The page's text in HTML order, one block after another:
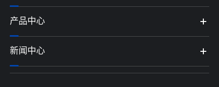
产品中心
新闻中心